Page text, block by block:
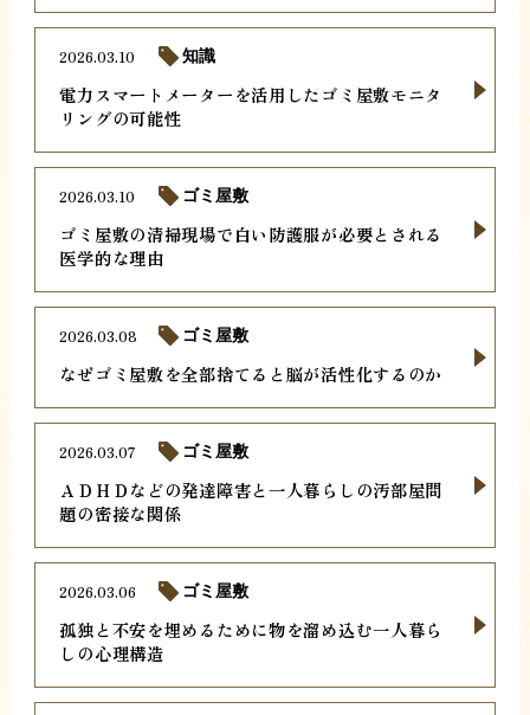
電力スマートメーターを活用したゴミ屋敷モニタ
リングの可能性
2026.03.10 知識
ゴミ屋敷の清掃現場で白い防護服が必要とされる
医学的な理由
2026.03.10 ゴミ屋敷
なぜゴミ屋敷を全部捨てると脳が活性化するのか
2026.03.08 ゴミ屋敷
ＡＤＨＤなどの発達障害と一人暮らしの汚部屋問
題の密接な関係
2026.03.07 ゴミ屋敷
孤独と不安を埋めるために物を溜め込む一人暮ら
しの心理構造
2026.03.06 ゴミ屋敷